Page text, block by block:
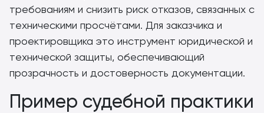
требованиям и снизить риск отказов, связанных с
техническими просчётами. Для заказчика и
проектировщика это инструмент юридической и
технической защиты, обеспечивающий
прозрачность и достоверность документации.
Пример судебной практики